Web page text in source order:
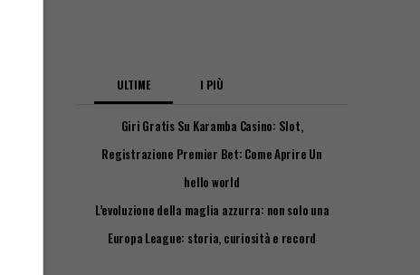
ULTIME I PIÙ
Giri Gratis Su Karamba Casino: Slot,
Registrazione Premier Bet: Come Aprire Un
hello world
L’evoluzione della maglia azzurra: non solo una
Europa League: storia, curiosità e record